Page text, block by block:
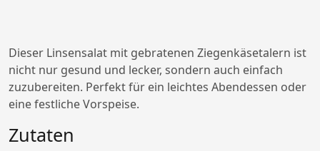
Dieser Linsensalat mit gebratenen Ziegenkäsetalern ist
nicht nur gesund und lecker, sondern auch einfach
zuzubereiten. Perfekt für ein leichtes Abendessen oder
eine festliche Vorspeise.
Zutaten